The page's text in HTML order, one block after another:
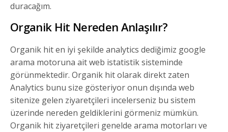
duracağım.
Organik Hit Nereden Anlaşılır?
Organik hit en iyi şekilde analytics dediğimiz google
arama motoruna ait web istatistik sisteminde
görünmektedir. Organik hit olarak direkt zaten
Analytics bunu size gösteriyor onun dışında web
sitenize gelen ziyaretçileri incelerseniz bu sistem
üzerinde nereden geldiklerini görmeniz mümkün.
Organik hit ziyaretçileri genelde arama motorları ve